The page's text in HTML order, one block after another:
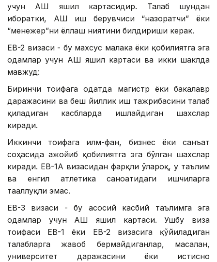
учун АҚШ яшил картасидир. Талаб шундан
иборатки, АҚШ иш берувчиси “назоратчи” ёки
“менежер”ни ёллаш ниятини билдириши керак.
ЕВ-2 визаси - бу махсус малака ёки қобилиятга эга
одамлар учун АҚШ яшил картаси ва икки шаклда
мавжуд:
Биринчи тоифага одатда магистр ёки бакалавр
даражасини ва беш йиллик иш тажрибасини талаб
қиладиган касбларда ишлайдиган шахслар
киради.
Иккинчи тоифага илм-фан, бизнес ёки санъат
соҳасида ажойиб қобилиятга эга бўлган шахслар
киради. ЕВ-1А визасидан фарқли ўлароқ, у таълим
ва енгил атлетика саноатидаги ишчиларга
тааллуқли эмас.
ЕВ-3 визаси - бу асосий касбий таълимга эга
одамлар учун АҚШ яшил картаси. Ушбу виза
тоифаси ЕВ-1 ёки ЕВ-2 визасига қўйиладиган
талабларга жавоб бермайдиганлар, масалан,
университет даражасини ёки истисно